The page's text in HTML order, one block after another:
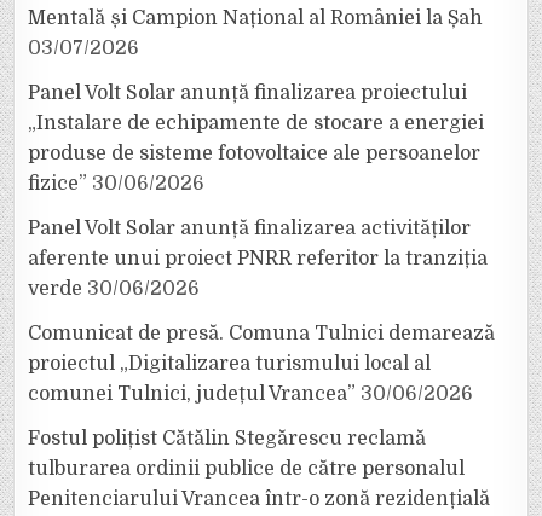
Mentală și Campion Național al României la Șah
03/07/2026
Panel Volt Solar anunță finalizarea proiectului
„Instalare de echipamente de stocare a energiei
produse de sisteme fotovoltaice ale persoanelor
fizice” 30/06/2026
Panel Volt Solar anunță finalizarea activităților
aferente unui proiect PNRR referitor la tranziția
verde 30/06/2026
Comunicat de presă. Comuna Tulnici demarează
proiectul „Digitalizarea turismului local al
comunei Tulnici, județul Vrancea” 30/06/2026
Fostul polițist Cătălin Stegărescu reclamă
tulburarea ordinii publice de către personalul
Penitenciarului Vrancea într-o zonă rezidențială